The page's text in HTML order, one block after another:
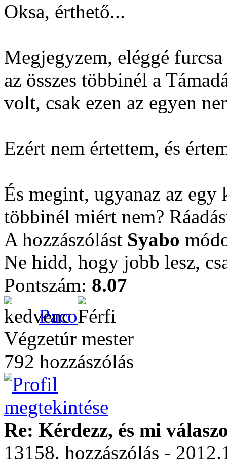
Oksa, érthető...
Megjegyzem, eléggé
az összes többinél a
volt, csak ezen az egyen
Ezért nem értettem, és
És megint, ugyanaz az egy
többinél miért nem?
A hozzászólást Syabo
Ne hidd, hogy jobb lesz,
Pontszám: 8.07
Paco
Végzetúr mester
792 hozzászólás
Re: Kérdezz, és mi
13158. hozzászólás -